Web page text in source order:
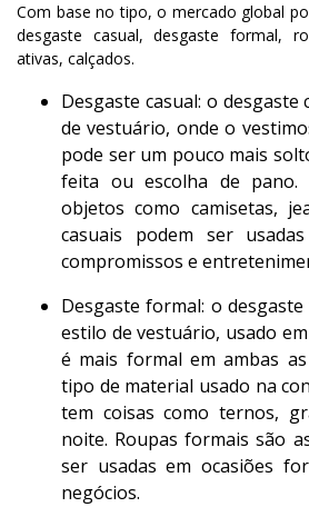
Com base no tipo, o mercado global
desgaste casual, desgaste formal,
ativas, calçados.
Desgaste casual: o desgaste
de vestuário, onde o
pode ser um pouco mais
feita ou escolha de pano.
objetos como camisetas,
casuais podem ser
compromissos e
Desgaste formal: o
estilo de vestuário, usado
é mais formal em ambas
tipo de material usado na
tem coisas como ternos,
noite. Roupas formais são
ser usadas em ocasiões
negócios.